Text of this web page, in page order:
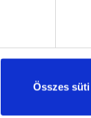
Összes